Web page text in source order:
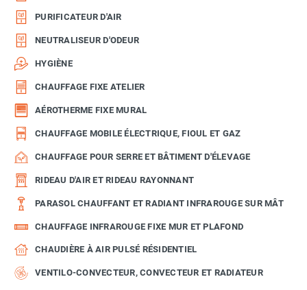
PURIFICATEUR D'AIR
NEUTRALISEUR D'ODEUR
HYGIÈNE
CHAUFFAGE FIXE ATELIER
AÉROTHERME FIXE MURAL
CHAUFFAGE MOBILE ÉLECTRIQUE, FIOUL ET GAZ
CHAUFFAGE POUR SERRE ET BÂTIMENT D'ÉLEVAGE
RIDEAU D'AIR ET RIDEAU RAYONNANT
PARASOL CHAUFFANT ET RADIANT INFRAROUGE SUR MÂT
CHAUFFAGE INFRAROUGE FIXE MUR ET PLAFOND
CHAUDIÈRE À AIR PULSÉ RÉSIDENTIEL
VENTILO-CONVECTEUR, CONVECTEUR ET RADIATEUR